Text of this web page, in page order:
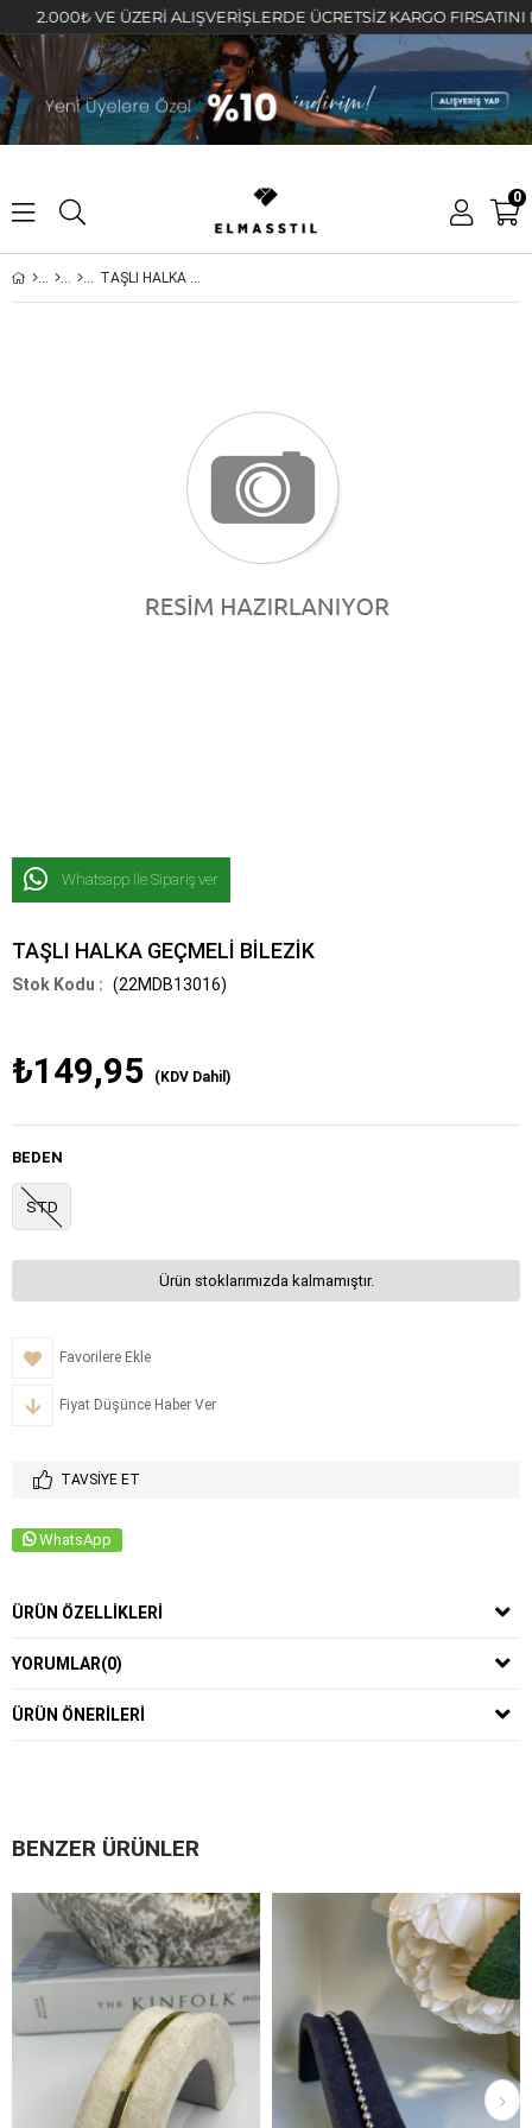
VE ÜZERİ ALIŞVERİŞLERDE ÜCRETSİZ KARGO FIRSATINI
0
TAŞLI HALKA GEÇMELİ BİLEZİK
Whatsapp İle Sipariş ver
TAŞLI HALKA GEÇMELİ BİLEZİK
(22MDB13016)
₺149,95 (KDV Dahil)
BEDEN
STD
Ürün stoklarımızda kalmamıştır.
Favorilere Ekle
Fiyat Düşünce Haber Ver
TAVSIYE ET
WhatsApp
ÜRÜN ÖZELLIKLERI
YORUMLAR(0)
ÜRÜN ÖNERILERI
BENZER ÜRÜNLER